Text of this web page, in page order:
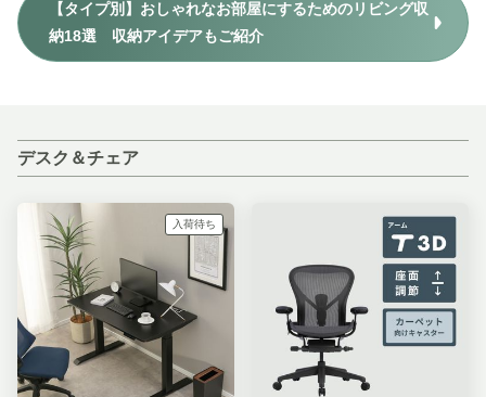
【タイプ別】おしゃれなお部屋にするためのリビング収
納18選 収納アイデアもご紹介
デスク＆チェア
入荷待ち